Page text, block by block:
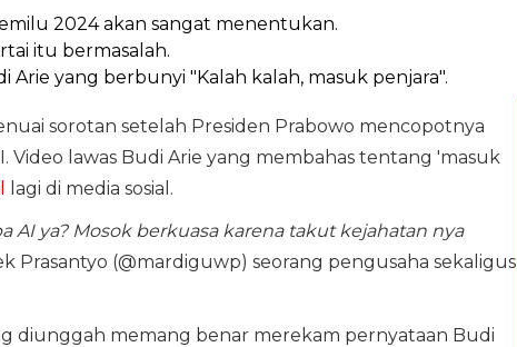
2024 akan sangat menentukan.
itu bermasalah.
Arie yang berbunyi "Kalah kalah, masuk penjara".
sorotan setelah Presiden Prabowo mencopotnya
Video lawas Budi Arie yang membahas tentang 'masuk
lagi di media sosial.
AI ya? Mosok berkuasa karena takut kejahatan nya
Prasantyo (@mardiguwp) seorang pengusaha sekaligus
diunggah memang benar merekam pernyataan Budi